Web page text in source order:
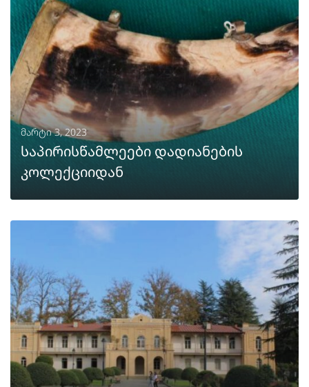
მარტი 3, 2023
საპირისწამლეები დადიანების
კოლექციიდან
ᲒᲐᲒᲠᲫᲔᲚᲔᲑᲐ